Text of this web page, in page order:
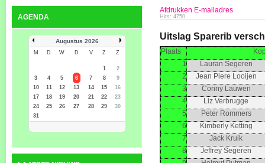
AGENDA
Augustus 2026
M D W D V Z Z
1
2
3
4 5 6 7 8
9
10
11 12 13 14 15
16
17
18 19 20 21 22
23
24
25 26 27 28 29
30
31
Afdrukken E-mailadres
Hits: 4750
Uitslag Sparerib
Plaats
1
Lauran Segeren
2
Jean Piere Looijen
3
Conny Lauwen
4
Liz Verbrugge
5
Peter Rommers
6
Kimberly Ketting
7
Jack Kruik
8
Jeffrey Segeren